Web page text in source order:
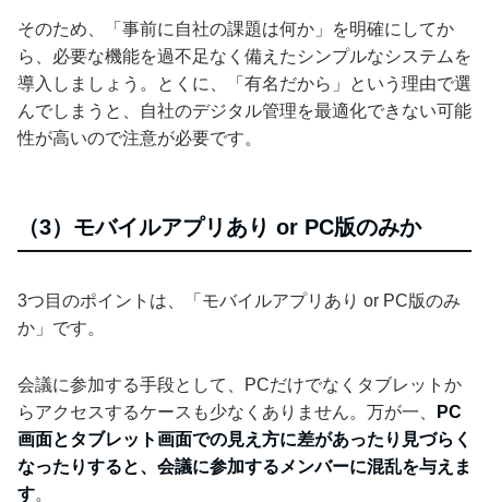
そのため、「事前に自社の課題は何か」を明確にしてか
ら、必要な機能を過不足なく備えたシンプルなシステムを
導入しましょう。とくに、「有名だから」という理由で選
んでしまうと、自社のデジタル管理を最適化できない可能
性が高いので注意が必要です。
（3）モバイルアプリあり or PC版のみか
3つ目のポイントは、「モバイルアプリあり or PC版のみ
か」です。
会議に参加する手段として、PCだけでなくタブレットか
らアクセスするケースも少なくありません。万が一、
PC
画面とタブレット画面での見え方に差があったり見づらく
なったりすると、会議に参加するメンバーに混乱を与えま
す。